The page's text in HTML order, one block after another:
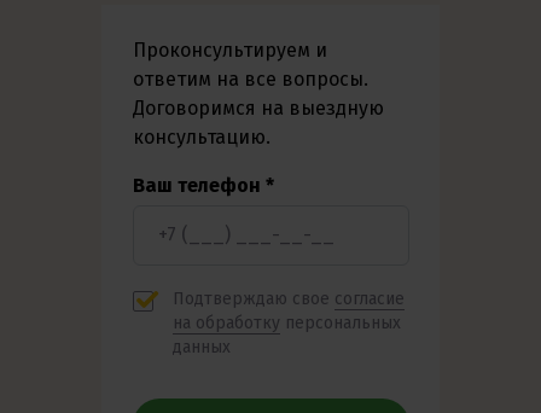
Проконсультируем и
ответим на все вопросы.
Договоримся на выездную
консультацию.
Ваш телефон *
Подтверждаю свое согласие
на обработку персональных
данных​